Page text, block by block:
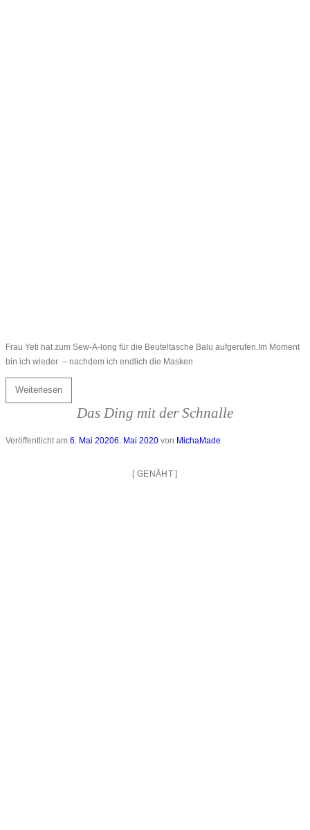
Frau Yeti hat zum Sew-A-long für die Beuteltasche Balu aufgerufen.Im Moment
bin ich wieder – nachdem ich endlich die Masken
Weiterlesen
Das Ding mit der Schnalle
Veröffentlicht am 6. Mai 20206. Mai 2020 von MichaMade
[GENÄHT]